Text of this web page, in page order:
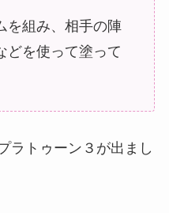
を組み、相手の陣
どを使って塗って
ラトゥーン３が出まし